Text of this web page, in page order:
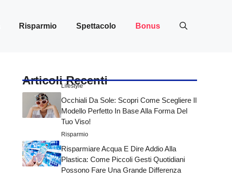
Risparmio Spettacolo Bonus
Articoli Recenti
Lifestyle
Occhiali Da Sole: Scopri Come Scegliere Il
Modello Perfetto In Base Alla Forma Del
Tuo Viso!
Risparmio
Risparmiare Acqua E Dire Addio Alla
Plastica: Come Piccoli Gesti Quotidiani
Possono Fare Una Grande Differenza